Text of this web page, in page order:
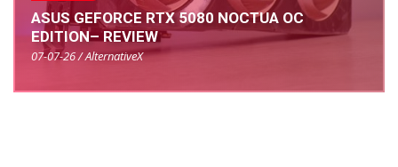
ASUS GEFORCE RTX 5080 NOCTUA OC
EDITION– REVIEW
07-07-26 / AlternativeX